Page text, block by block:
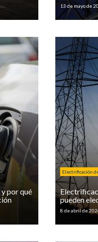
13 de mayo de
por qué
Electrificación
pueden
8 de abril de